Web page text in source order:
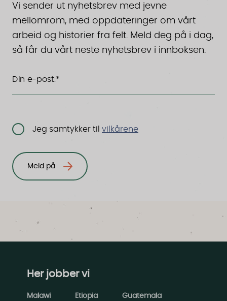
Vi sender ut nyhetsbrev med jevne
mellomrom, med oppdateringer om vårt
arbeid og historier fra felt. Meld deg på i dag,
så får du vårt neste nyhetsbrev i innboksen.
Din e-post:*
Jeg samtykker til vilkårene
Meld på
Her jobber vi
Malawi Etiopia
Guatemala